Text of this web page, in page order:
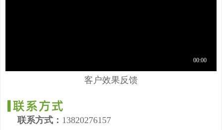
客户效果反馈
联系方式： 13820276157